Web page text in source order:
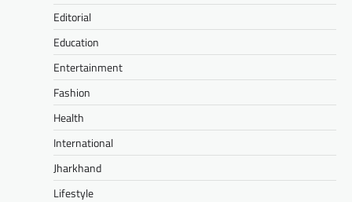
Editorial
Education
Entertainment
Fashion
Health
International
Jharkhand
Lifestyle